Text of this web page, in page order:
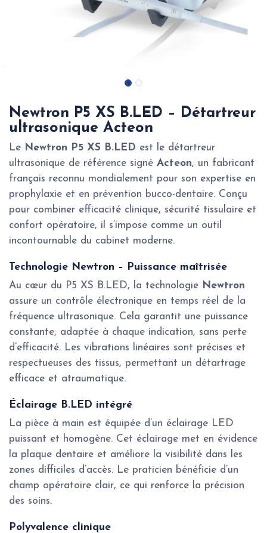
Newtron P5 XS B.LED – Détartreur
ultrasonique Acteon
Le Newtron P5 XS B.LED est le détartreur
ultrasonique de référence signé Acteon, un fabricant
français reconnu mondialement pour son expertise en
prophylaxie et en prévention bucco-dentaire. Conçu
pour combiner efficacité clinique, sécurité tissulaire et
confort opératoire, il s’impose comme un outil
incontournable du cabinet moderne.
Technologie Newtron – Puissance maîtrisée
Au cœur du P5 XS B.LED, la technologie Newtron
assure un contrôle électronique en temps réel de la
fréquence ultrasonique. Cela garantit une puissance
constante, adaptée à chaque indication, sans perte
d’efficacité. Les vibrations linéaires sont précises et
respectueuses des tissus, permettant un détartrage
efficace et atraumatique.
Éclairage B.LED intégré
La pièce à main est équipée d’un éclairage LED
puissant et homogène. Cet éclairage met en évidence
la plaque dentaire et améliore la visibilité dans les
zones difficiles d’accès. Le praticien bénéficie d’un
champ opératoire clair, ce qui renforce la précision
des soins.
Polyvalence clinique